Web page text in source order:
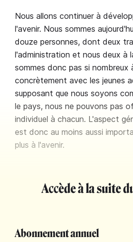
Nous allons continuer à
l'avenir. Nous sommes
douze personnes, dont deux
l'administration et nous deux à
sommes donc pas si nombreux
concrètement avec les jeunes
supposant que nous soyons
le pays, nous ne pouvons pas
individuel à chacun. L'aspect
est donc au moins aussi
plus à l'avenir.
Accède à la suite
Abonnement annuel